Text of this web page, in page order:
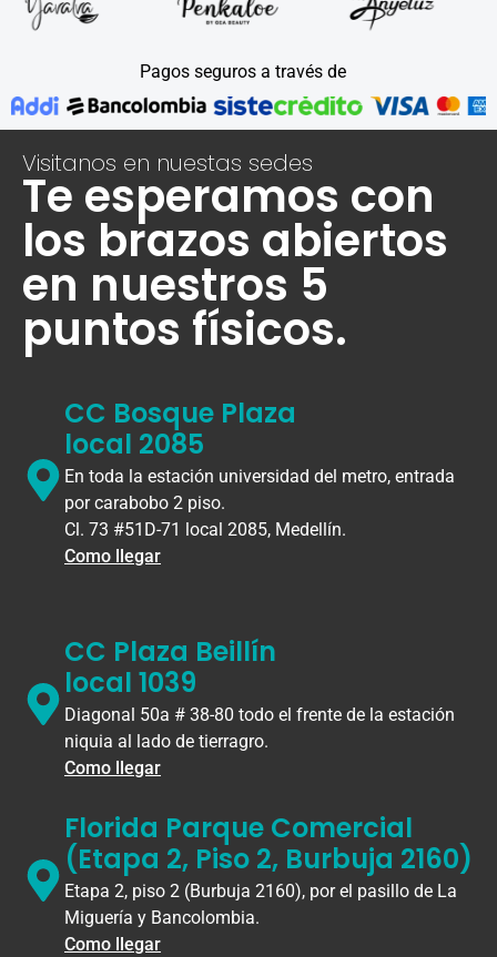
Pagos seguros a través de
Visitanos en nuestas sedes
Te esperamos con
los brazos abiertos
en nuestros 5
puntos físicos.
CC Bosque Plaza
local 2085
En toda la estación universidad del metro, entrada
por carabobo 2 piso.
Cl. 73 #51D-71 local 2085, Medellín.
Como llegar
CC Plaza Beillín
local 1039
Diagonal 50a # 38-80 todo el frente de la estación
niquia al lado de tierragro.
Como llegar
Florida Parque Comercial
(Etapa 2, Piso 2, Burbuja 2160)
Etapa 2, piso 2 (Burbuja 2160), por el pasillo de La
Miguería y Bancolombia.
Como llegar